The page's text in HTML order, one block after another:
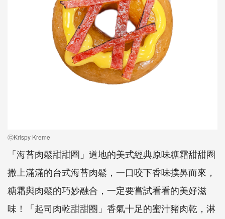
ⓒKrispy Kreme
「海苔肉鬆甜甜圈」道地的美式經典原味糖霜甜甜圈
撒上滿滿的台式海苔肉鬆，一口咬下香味撲鼻而來，
糖霜與肉鬆的巧妙融合，一定要嘗試看看的美好滋
味！「起司肉乾甜甜圈」香氣十足的蜜汁豬肉乾，淋